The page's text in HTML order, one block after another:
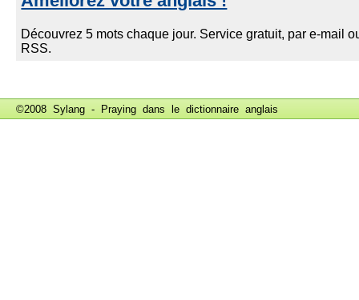
©2008 Sylang - Praying dans le dictionnaire anglais